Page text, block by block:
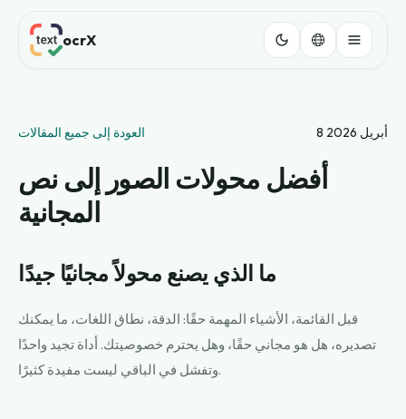
ocrX
العودة إلى جميع المقالات 8 أبريل 2026
أفضل محولات الصور إلى نص
المجانية
ما الذي يصنع محولاً مجانيًا جيدًا
قبل القائمة، الأشياء المهمة حقًا: الدقة، نطاق اللغات، ما يمكنك
تصديره، هل هو مجاني حقًا، وهل يحترم خصوصيتك. أداة تجيد واحدًا
وتفشل في الباقي ليست مفيدة كثيرًا.